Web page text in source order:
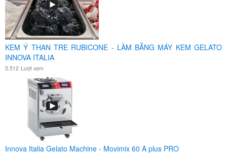
KEM Ý THAN TRE RUBICONE - LÀM BẰNG MÁY KEM GELATO
INNOVA ITALIA
5.512 Lượt xem
Innova Italia Gelato Machine - Movimix 60 A plus PRO